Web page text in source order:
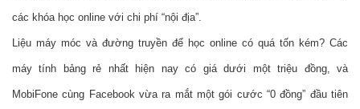
các khóa học online với chi phí “nội địa”.
Liệu máy móc và đường truyền để học online có quá tốn kém? Các
máy tính bảng rẻ nhất hiện nay có giá dưới một triệu đồng, và
MobiFone cùng Facebook vừa ra mắt một gói cước “0 đồng” đầu tiên